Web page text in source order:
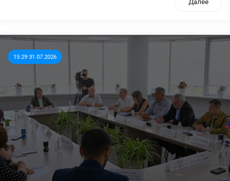
Далее
15:29 31.07.2026